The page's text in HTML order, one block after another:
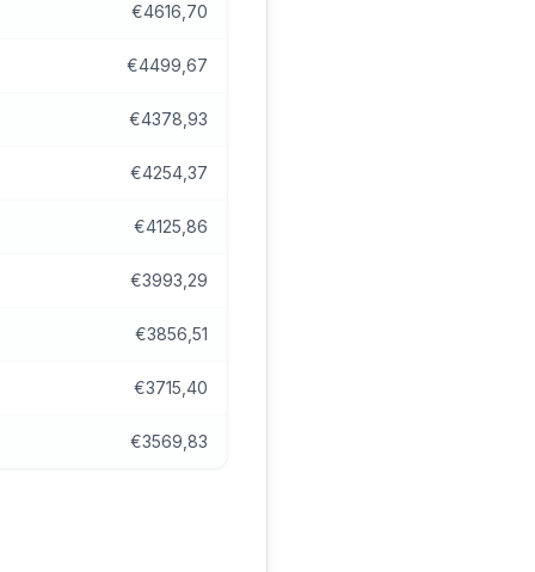
€4616,70
€4499,67
€4378,93
€4254,37
€4125,86
€3993,29
€3856,51
€3715,40
€3569,83